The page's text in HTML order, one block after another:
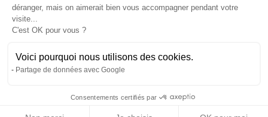
Nous contacter
Mentions légales
Préférences cookies
Nos partenaires assurances
déranger, mais on aimerait bien vous accompagner pendant votre
visite...
C'est OK pour vous ?
Voici pourquoi nous utilisons des cookies.
Partage de données avec Google
Consentements certifiés par